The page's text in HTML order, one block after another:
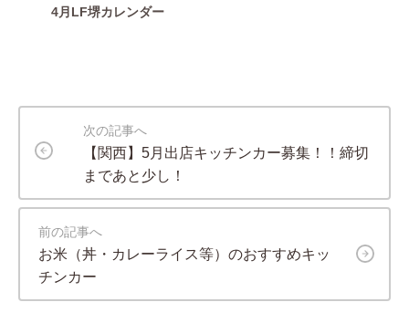
4月LF堺カレンダー
次の記事へ
【関西】5月出店キッチンカー募集！！締切
まであと少し！
前の記事へ
お米（丼・カレーライス等）のおすすめキッ
チンカー